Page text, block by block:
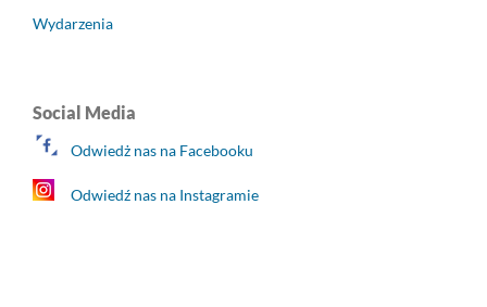
Wydarzenia
Social Media
Odwiedż nas na Facebooku
Odwiedź nas na Instagramie